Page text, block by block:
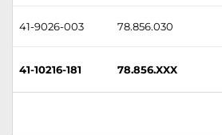
41-9026-003 78.856.030
41-10216-181 78.856.XXX